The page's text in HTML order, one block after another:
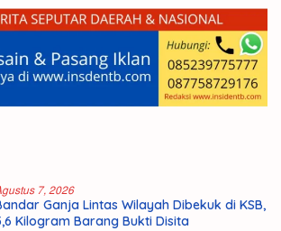
7, 2026
Ganja Lintas Wilayah Dibekuk di KSB,
Kilogram Barang Bukti Disita